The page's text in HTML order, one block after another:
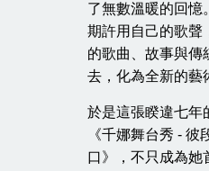
了無數溫暖的回憶
期許用自己的歌聲
的歌曲、故事與傳
去，化為全新的藝
於是這張睽違七年
《千娜舞台秀 - 彼
口》，不只成為她